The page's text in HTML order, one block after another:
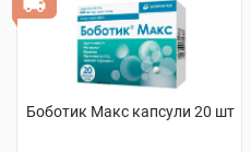
Боботик Макс капсули 20 шт